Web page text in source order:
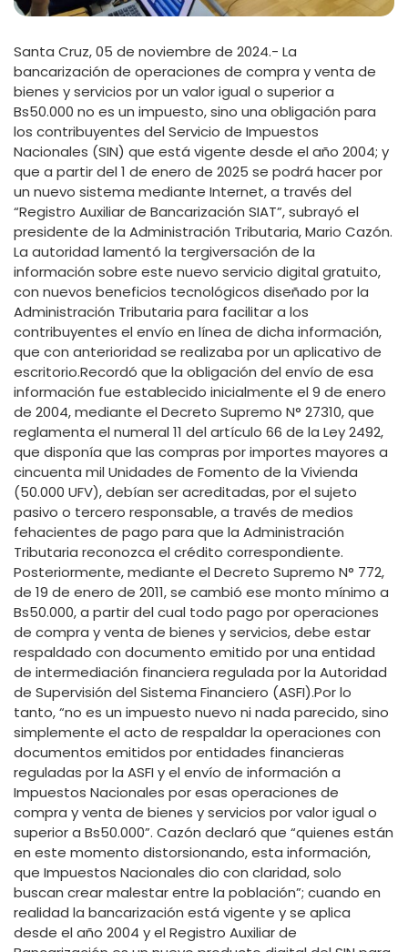
Santa Cruz, 05 de noviembre de 2024.- La
bancarización de operaciones de compra y venta de
bienes y servicios por un valor igual o superior a
Bs50.000 no es un impuesto, sino una obligación para
los contribuyentes del Servicio de Impuestos
Nacionales (SIN) que está vigente desde el año 2004; y
que a partir del 1 de enero de 2025 se podrá hacer por
un nuevo sistema mediante Internet, a través del
“Registro Auxiliar de Bancarización SIAT”, subrayó el
presidente de la Administración Tributaria, Mario Cazón.
La autoridad lamentó la tergiversación de la
información sobre este nuevo servicio digital gratuito,
con nuevos beneficios tecnológicos diseñado por la
Administración Tributaria para facilitar a los
contribuyentes el envío en línea de dicha información,
que con anterioridad se realizaba por un aplicativo de
escritorio.Recordó que la obligación del envío de esa
información fue establecido inicialmente el 9 de enero
de 2004, mediante el Decreto Supremo N° 27310, que
reglamenta el numeral 11 del artículo 66 de la Ley 2492,
que disponía que las compras por importes mayores a
cincuenta mil Unidades de Fomento de la Vivienda
(50.000 UFV), debían ser acreditadas, por el sujeto
pasivo o tercero responsable, a través de medios
fehacientes de pago para que la Administración
Tributaria reconozca el crédito correspondiente.
Posteriormente, mediante el Decreto Supremo N° 772,
de 19 de enero de 2011, se cambió ese monto mínimo a
Bs50.000, a partir del cual todo pago por operaciones
de compra y venta de bienes y servicios, debe estar
respaldado con documento emitido por una entidad
de intermediación financiera regulada por la Autoridad
de Supervisión del Sistema Financiero (ASFI).Por lo
tanto, “no es un impuesto nuevo ni nada parecido, sino
simplemente el acto de respaldar la operaciones con
documentos emitidos por entidades financieras
reguladas por la ASFI y el envío de información a
Impuestos Nacionales por esas operaciones de
compra y venta de bienes y servicios por valor igual o
superior a Bs50.000”. Cazón declaró que “quienes están
en este momento distorsionando, esta información,
que Impuestos Nacionales dio con claridad, solo
buscan crear malestar entre la población”; cuando en
realidad la bancarización está vigente y se aplica
desde el año 2004 y el Registro Auxiliar de